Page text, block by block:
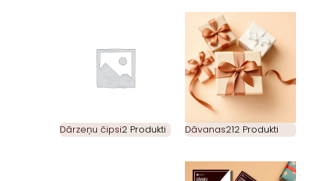
Dārzeņu čipsi2 Produkti Dāvanas212 Produkti